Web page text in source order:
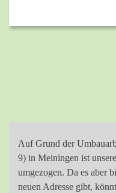
Auf Grund der
9) in Meiningen ist
umgezogen. Da es aber
neuen Adresse gibt,